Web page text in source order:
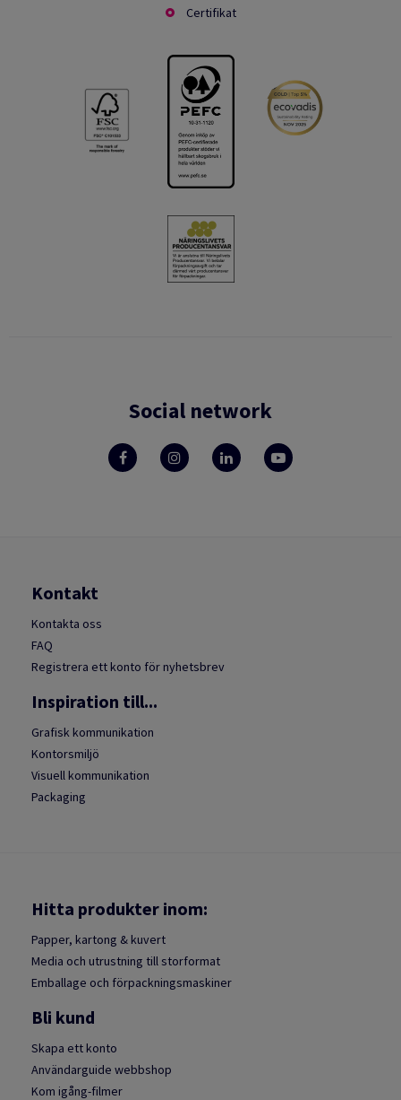
Certifikat
Social network
Kontakt
Kontakta oss
FAQ
Registrera ett konto för nyhetsbrev
Inspiration till...
Grafisk kommunikation
Kontorsmiljö
Visuell kommunikation
Packaging
Hitta produkter inom:
Papper, kartong & kuvert
Media och utrustning till storformat
Emballage och förpackningsmaskiner
Bli kund
Skapa ett konto
Användarguide webbshop
Kom igång-filmer